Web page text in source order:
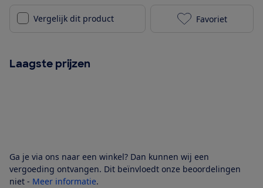
Vergelijk dit product Beko
Favoriet
Laagste prijzen
Ga je via ons naar een winkel? Dan kunnen wij een
vergoeding ontvangen. Dit beïnvloedt onze beoordelingen
niet - Meer informatie.